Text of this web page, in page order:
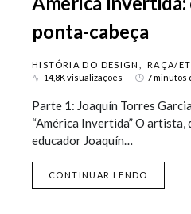
ponta-cabeça
HISTÓRIA DO DESIGN RAÇA/
14,8K visualizações
7 minutos
Parte 1: Joaquín Torres
“América Invertida” O
educador Joaquín…
CONTINUAR LENDO